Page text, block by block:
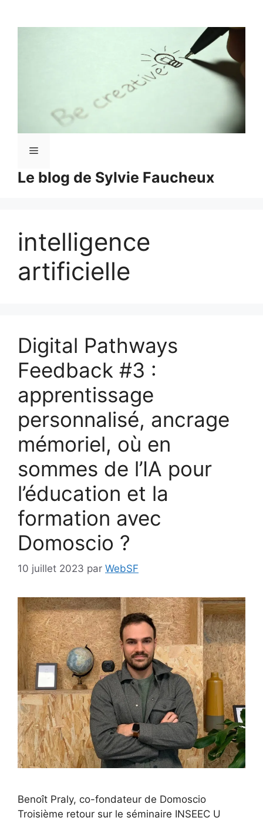
Le blog de Sylvie Faucheux
Menu
intelligence
artificielle
Digital Pathways
Feedback #3 :
apprentissage
personnalisé, ancrage
mémoriel, où en
sommes de l’IA pour
l’éducation et la
formation avec
Domoscio ?
10 juillet 2023 par WebSF
Benoît Praly, co-fondateur de Domoscio
Troisième retour sur le séminaire INSEEC U